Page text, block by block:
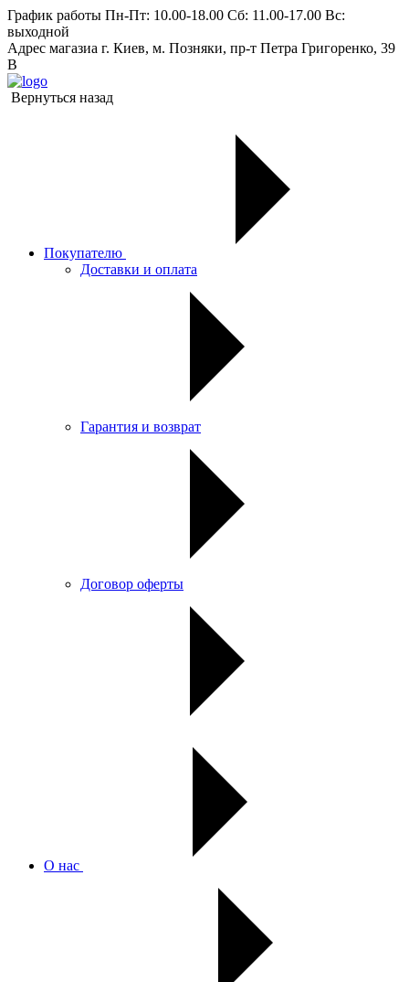
График работы Пн-Пт: 10.00-18.00 Сб: 11.00-17.00 Вс:
выходной
Адрес магазиа г. Киев, м. Позняки, пр-т Петра Григоренко, 39
В
Вернуться назад
Покупателю
Доставки и оплата
Гарантия и возврат
Договор оферты
О нас